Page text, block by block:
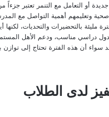
أو التعامل مع التنمر تعتبر
صحية وتعليمهم أهمية التواصل مع
مليئة بالتحضيرات والتحديات،
دراسي مناسب، ودعم الأهل
أن هذه الفترة تحتاج إلى توازن
لدى الطلاب